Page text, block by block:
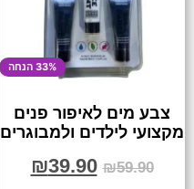
33% הנחה
צבע מים לאיפור פנים
מקצועי לילדים ולמבוגרים
₪59.90
₪39.90